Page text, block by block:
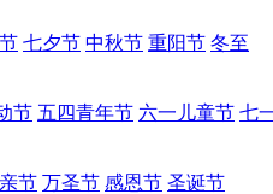
七夕节 中秋节 重阳节 冬至
节 五四青年节 六一儿童节 七
节 万圣节 感恩节 圣诞节